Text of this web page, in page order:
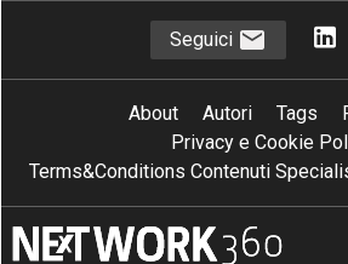
Seguici
About Autori Tags
Privacy e Cookie
Terms&Conditions Contenuti